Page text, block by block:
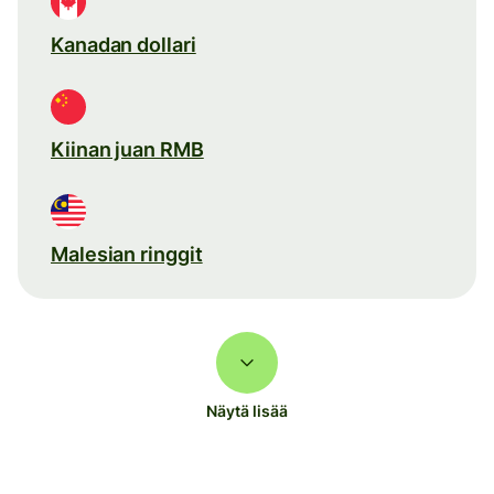
Kanadan dollari
Kiinan juan RMB
Malesian ringgit
Näytä lisää